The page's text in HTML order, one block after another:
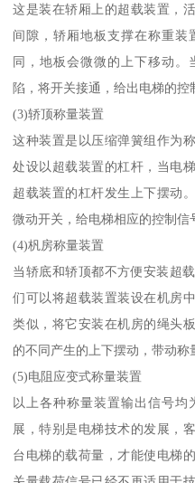
这是装在轿厢上的超载装置，
间隙，轿厢地板支撑在称重
同，地板会微微的上下移动
陷，将开关接通，给出电梯的控
(3)轿顶称量装置
这种装置是以压缩弹簧组作为
处设以超载装置的杠杆，当电
超载装置的杠杆发生上下摆动
微动开关，给电梯相应的控制信
(4)杋房称量装置
当轿底和轿顶都不方便安装超
们可以将超载装置装设在机房
类似，将它安装在机房的绳头
的不同产生的上下摆动，带动称
(5)电阻应变式称量装置
以上各种称量装置输出信号
展，特别是电梯技术的发展，
台电梯的载荷量，才能使电梯